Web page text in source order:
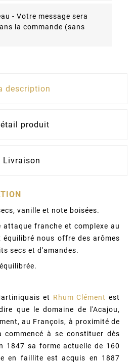
- Votre message sera
la commande (sans
description
produit
Livraison
vanille et note boisées.
attaque franche et complexe au
équilibré nous offre des arômes
secs et d'amandes.
et Rhum Clément est
que le domaine de l'Acajou,
au François, à proximité de
commencé à se constituer dès
1847 sa forme actuelle de 160
en faillite est acquis en 1887